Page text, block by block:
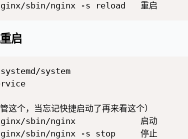
启
system
这个，当忘记快捷启动了再来看这个）
sbin/nginx             启动
sbin/nginx -s stop     停止